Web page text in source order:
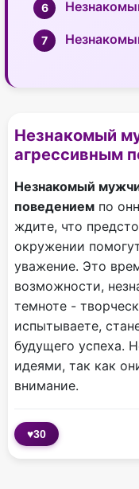
Незнакомый
агрессивным
Незнакомый
поведением по
ждите, что
окружении
уважение. Это
возможности,
темноте -
испытываете,
будущего успеха.
идеями, так как
внимание.
♥30